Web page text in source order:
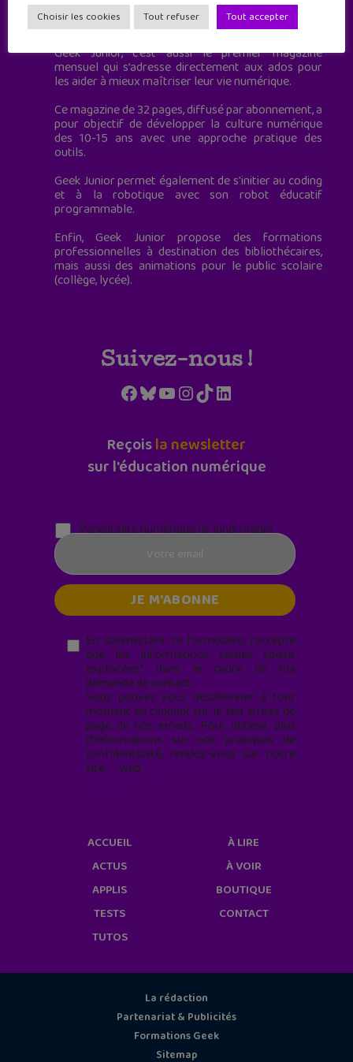
Geek Junior est le premier site de culture numérique
à destination des adolescents.
Geek Junior, c’est aussi le premier magazine
mensuel qui s’adresse directement aux ados pour
les aider à mieux maîtriser leur vie numérique.
Ce magazine de 32 pages, diffusé par abonnement, a
pour objectif de développer la culture numérique
des 10-15 ans avec une approche pratique des
outils.
Geek Junior permet également de s'initier au coding
et à la robotique avec son robot éducatif
programmable.
Enfin, Geek Junior propose des formations
professionnelles à destination des bibliothécaires,
mais aussi des animations pour le public scolaire
(collège, lycée).
Suivez-nous !
Facebook
Bluesky
YouTube
Instagram
TikTokLinkedIn
Reçoisla newsletter
sur l'éducation numérique
Parentalité numérique (le lundi matin)
En soumettant ce formulaire, j’accepte
que les informations saisies soient
exploitées* dans le cadre de ma
demande de contact.
Vous pouvez vous désabonner à tout
moment en cliquant sur le lien en bas de
page de nos emails. Pour obtenir plus
d'informations sur nos pratiques de
confidentialité, rendez-vous sur notre
site web
Choisir les cookies Tout refuser Tout accepter
ACCUEIL
ACTUS
APPLIS
TESTS
TUTOS
À LIRE
À VOIR
BOUTIQUE
CONTACT
La rédaction
Partenariat & Publicités
Formations Geek
Sitemap